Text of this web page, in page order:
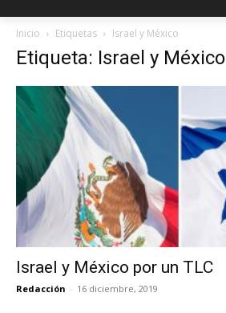
Inicio Etiquetas Israel y México
Etiqueta: Israel y México
Israel y México por un TLC
Redacción - 16 diciembre, 2019